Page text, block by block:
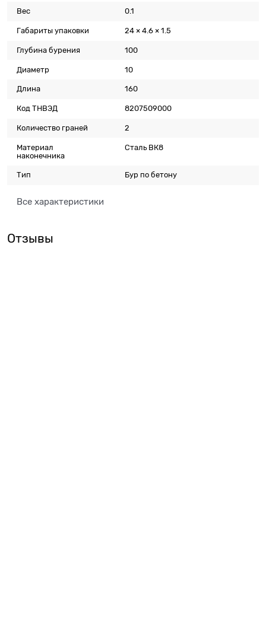
Вес 0.1
Габариты упаковки 24 × 4.6 × 1.5
Глубина бурения 100
Диаметр 10
Длина 160
Код ТНВЭД 8207509000
Количество граней 2
Материал
наконечника
Сталь ВК8
Тип Бур по бетону
Все характеристики
Отзывы